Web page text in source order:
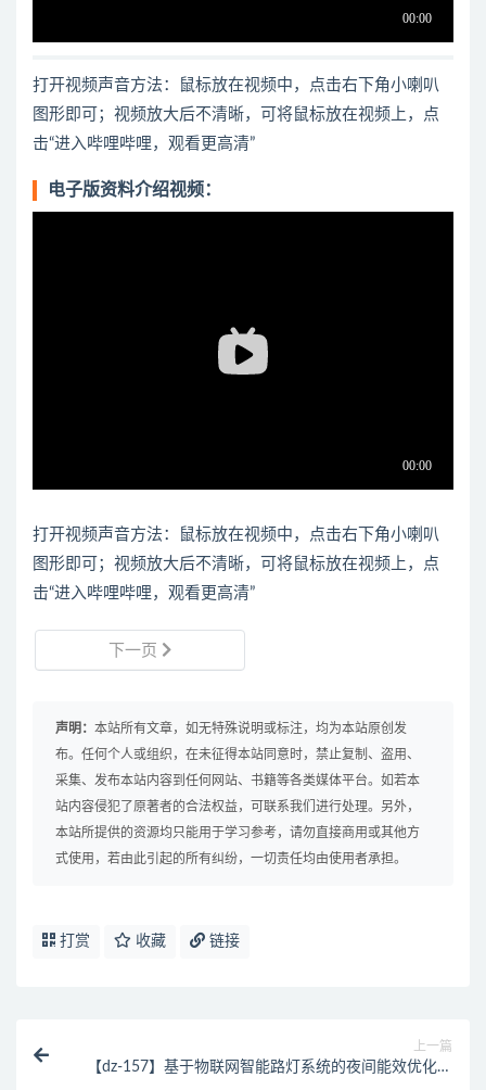
打开视频声音方法：鼠标放在视频中，点击右下角小喇叭
图形即可；视频放大后不清晰，可将鼠标放在视频上，点
击“进入哔哩哔哩，观看更高清”
电子版资料介绍视频：
打开视频声音方法：鼠标放在视频中，点击右下角小喇叭
图形即可；视频放大后不清晰，可将鼠标放在视频上，点
击“进入哔哩哔哩，观看更高清”
下一页
声明： 本站所有文章，如无特殊说明或标注，均为本站原创发
布。任何个人或组织，在未征得本站同意时，禁止复制、盗用、
采集、发布本站内容到任何网站、书籍等各类媒体平台。如若本
站内容侵犯了原著者的合法权益，可联系我们进行处理。另外，
本站所提供的资源均只能用于学习参考，请勿直接商用或其他方
式使用，若由此引起的所有纠纷，一切责任均由使用者承担。
打赏 收藏 链接
上一篇
【dz-157】基于物联网智能路灯系统的夜间能效优化与